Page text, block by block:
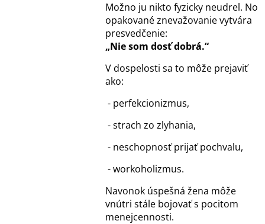
Možno ju nikto fyzicky neudrel. No
opakované znevažovanie vytvára
presvedčenie:
„Nie som dosť dobrá.“
V dospelosti sa to môže prejaviť
ako:
- perfekcionizmus,
- strach zo zlyhania,
- neschopnosť prijať pochvalu,
- workoholizmus.
Navonok úspešná žena môže
vnútri stále bojovať s pocitom
menejcennosti.